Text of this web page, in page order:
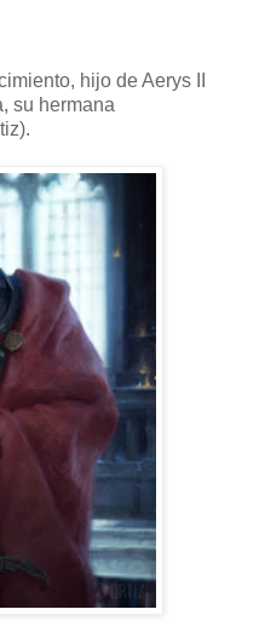
hijo de Aerys II
su hermana